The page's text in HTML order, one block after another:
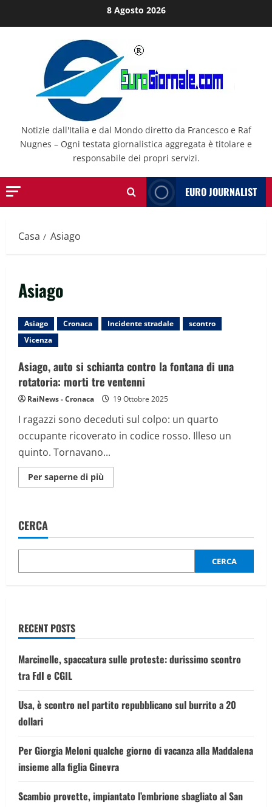
al
8 Agosto 2026
Notizie dall'Italia e dal Mondo diretto da Francesco e Raf
Nugnes – Ogni testata giornalistica aggregata è titolare e
responsabile dei propri servizi.
EURO JOURNALIST
Casa Asiago
Asiago
Asiago Cronaca Incidente stradale
scontro
Vicenza
Asiago, auto si schianta contro la fontana di una
rotatoria: morti tre ventenni
RaiNews - Cronaca 19 Ottobre 2025
I ragazzi sono deceduti sul colpo: un quarto
occupante ricoverato in codice rosso. Illeso un
quinto. Tornavano...
Per saperne di più
informazioni
contro
fontana
una
CERCA
CERCA
RECENT POSTS
Marcinelle, spaccatura sulle proteste: durissimo scontro
tra FdI e CGIL
Usa, è scontro nel partito repubblicano sul burrito a 20
dollari
Per Giorgia Meloni qualche giorno di vacanza alla Maddalena
insieme alla figlia Ginevra
Scambio provette, impiantato l’embrione sbagliato al San